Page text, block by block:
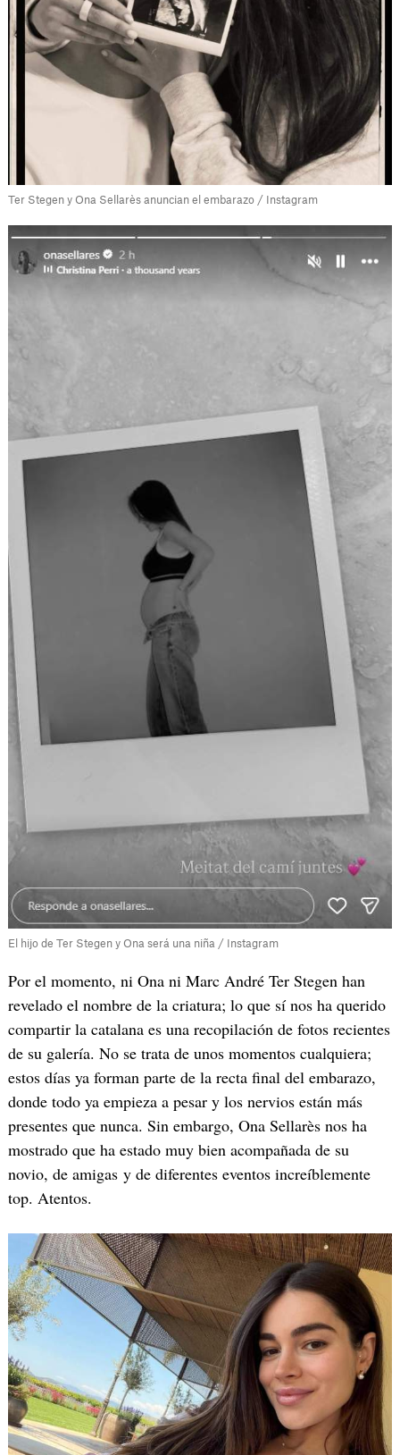
Ter Stegen y Ona Sellarès anuncian el embarazo / Instagram
El hijo de Ter Stegen y Ona será una niña / Instagram
Por el momento, ni Ona ni Marc André Ter Stegen han
revelado el nombre de la criatura; lo que sí nos ha querido
compartir la catalana es una recopilación de fotos recientes
de su galería. No se trata de unos momentos cualquiera;
estos días ya forman parte de la recta final del embarazo,
donde todo ya empieza a pesar y los nervios están más
presentes que nunca. Sin embargo, Ona Sellarès nos ha
mostrado que ha estado muy bien acompañada de su
novio, de amigas y de diferentes eventos increíblemente
top. Atentos.